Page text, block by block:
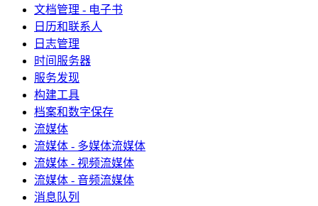
文档管理 - 电子书
日历和联系人
日志管理
时间服务器
服务发现
构建工具
档案和数字保存
流媒体
流媒体 - 多媒体流媒体
流媒体 - 视频流媒体
流媒体 - 音频流媒体
消息队列